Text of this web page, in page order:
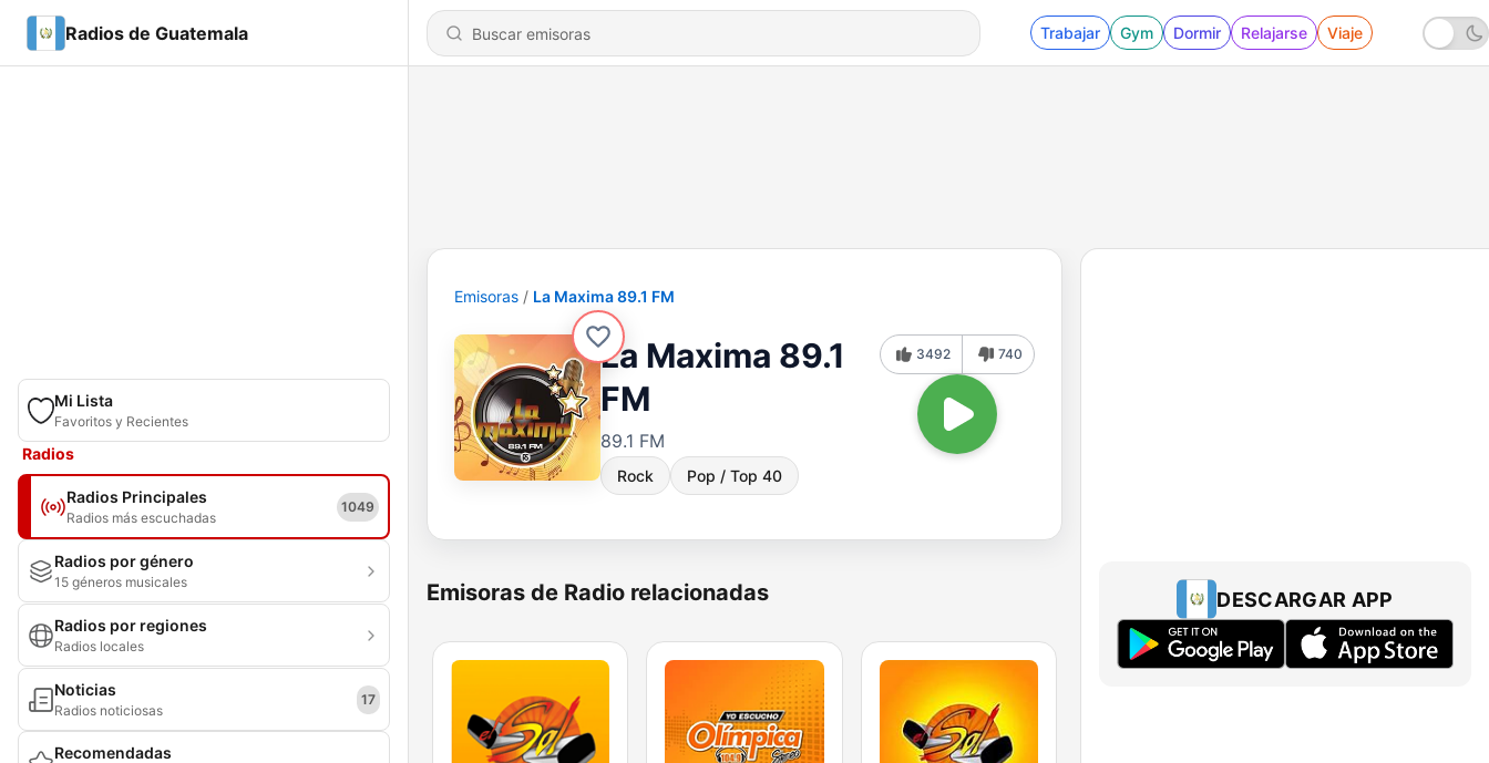
Radios de Guatemala Trabajar Gym Dormir Relajarse Viaje
Mi Lista
Favoritos y Recientes
Radios
Radios Principales
Radios más escuchadas
1049
Radios por género
15 géneros musicales
Radios por regiones
Radios locales
Noticias
Radios noticiosas
17
Recomendadas
Emisoras La Maxima 89.1 FM
La Maxima 89.1
FM
89.1 FM
Rock Pop / Top 40
3492 740
Emisoras de Radio relacionadas DESCARGAR APP